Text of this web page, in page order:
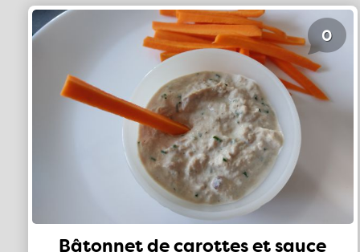
Bâtonnet de carottes et sauce
0